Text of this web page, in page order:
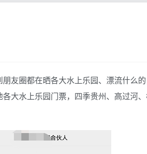
友圈都在晒各大水上乐园、漂流什么
大水上乐园门票，四季贵州、高过河